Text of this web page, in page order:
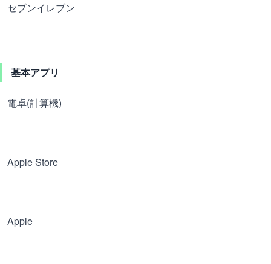
セブンイレブン
基本アプリ
電卓(計算機)
Apple Store
Apple